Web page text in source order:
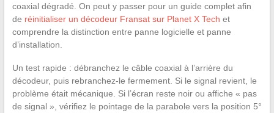
coaxial dégradé. On peut y passer pour un guide complet afin
de réinitialiser un décodeur Fransat sur Planet X Tech et
comprendre la distinction entre panne logicielle et panne
d’installation.
Un test rapide : débranchez le câble coaxial à l’arrière du
décodeur, puis rebranchez-le fermement. Si le signal revient, le
problème était mécanique. Si l’écran reste noir ou affiche « pas
de signal », vérifiez le pointage de la parabole vers la position 5°